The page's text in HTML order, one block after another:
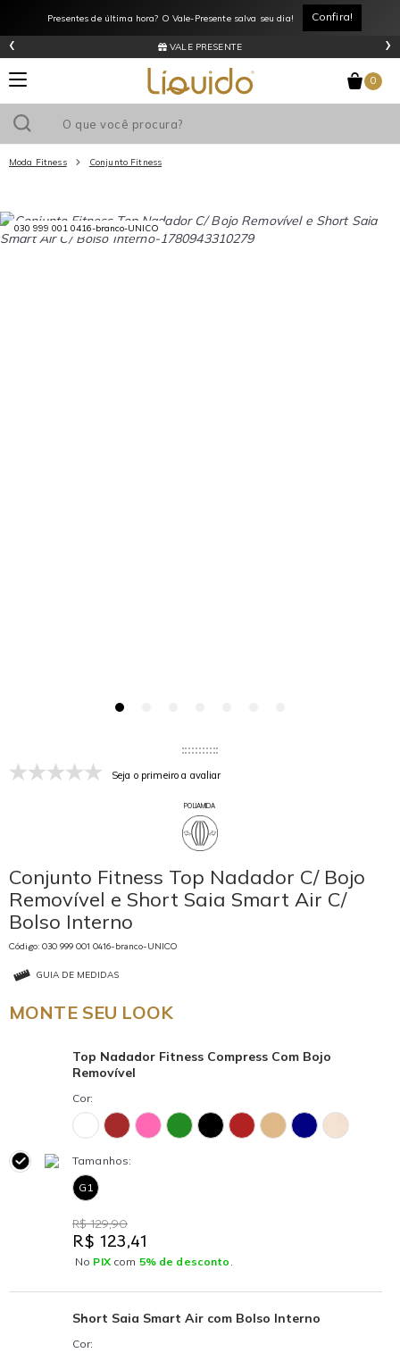
Presentes de última hora? O Vale-Presente salva seu dia! Confira!
VALE PRESENTE
‹ ›
0
Moda Fitness Conjunto Fitness
compra acima de R$!
030 999 001 0416-branco-UNICO
Seja o primeiro a avaliar
POLIAMIDA
Conjunto Fitness Top Nadador C/ Bojo
Removível e Short Saia Smart Air C/
Bolso Interno
Código: 030 999 001 0416-branco-UNICO
GUIA DE MEDIDAS
MONTE SEU LOOK
Top Nadador Fitness Compress Com Bojo
Removível
Cor:
Tamanhos:
G1
R$ 129,90
R$ 123,41
No PIXcom 5% de desconto .
Short Saia Smart Air com Bolso Interno
Cor: